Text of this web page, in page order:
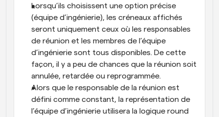
Lorsqu’ils choisissent une option précise
(équipe d’ingénierie), les créneaux affichés
seront uniquement ceux où les responsables
de réunion et les membres de l’équipe
d’ingénierie sont tous disponibles. De cette
façon, il y a peu de chances que la réunion soit
annulée, retardée ou reprogrammée.
Alors que le responsable de la réunion est
défini comme constant, la représentation de
l’équipe d’ingénierie utilisera la logique round